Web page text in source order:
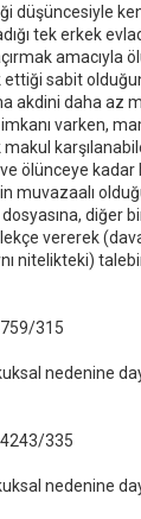
düşüncesiyle
tek erkek
amacıyla
sabit
akdini daha az
varken,
ölünceye kadar
muvazaalı
diğer
vererek
nitelikteki)
315
nedenine
335
nedenine